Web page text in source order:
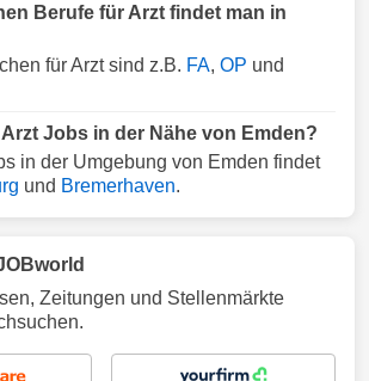
Berufe für Arzt findet man in
für Arzt sind z.B. FA, OP und
Jobs in der Nähe von Emden?
in der Umgebung von Emden findet
und Bremerhaven.
Zeitungen und Stellenmärkte